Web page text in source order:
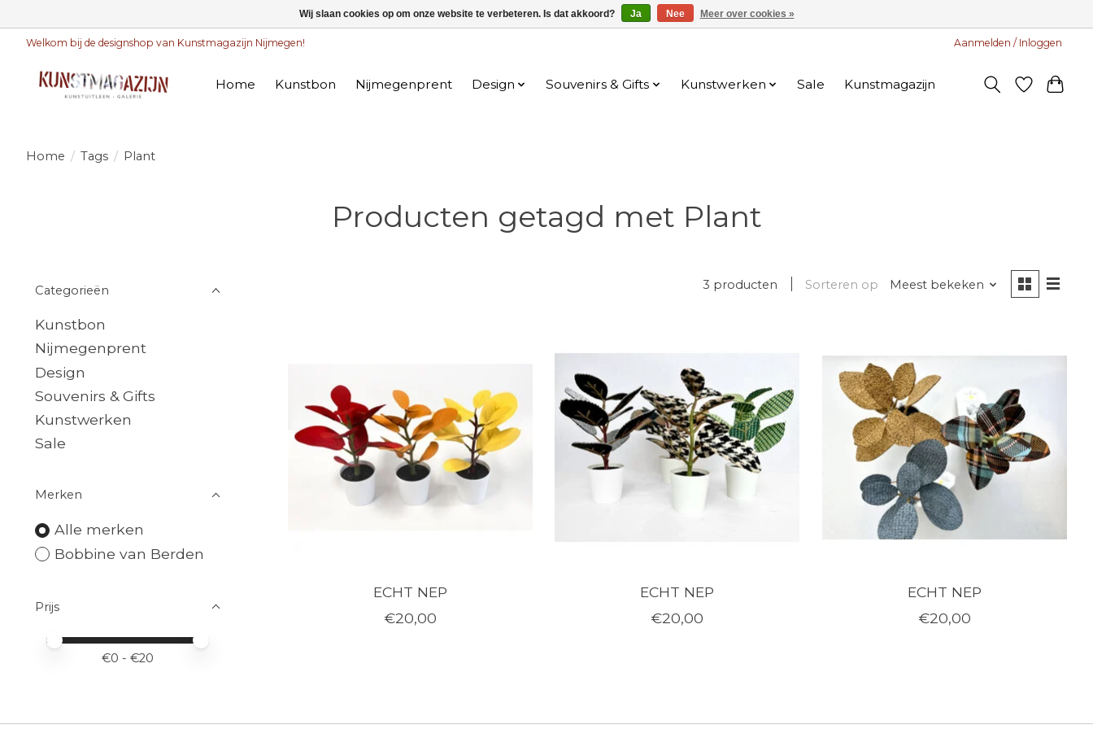
Welkom bij de designshop van Kunstmagazijn Nijmegen! Aanmelden / Inloggen
Home Kunstbon Nijmegenprent Design Souvenirs & Gifts Kunstwerken Sale Kunstmagazijn
Home / Tags / Plant
Producten getagd met Plant
Categorieën
Kunstbon
Nijmegenprent
Design
Souvenirs & Gifts
Kunstwerken
Sale
Merken
Alle merken
Bobbine van Berden
Prijs
Minimale prijswaarde
Price maximum value
€0 - €20
3 producten Sorteren op Meest bekeken
ECHT NEP
€20,00
ECHT NEP
€20,00
ECHT NEP
€20,00
Wij slaan cookies op om onze website te verbeteren. Is dat akkoord? Ja Nee Meer over cookies »